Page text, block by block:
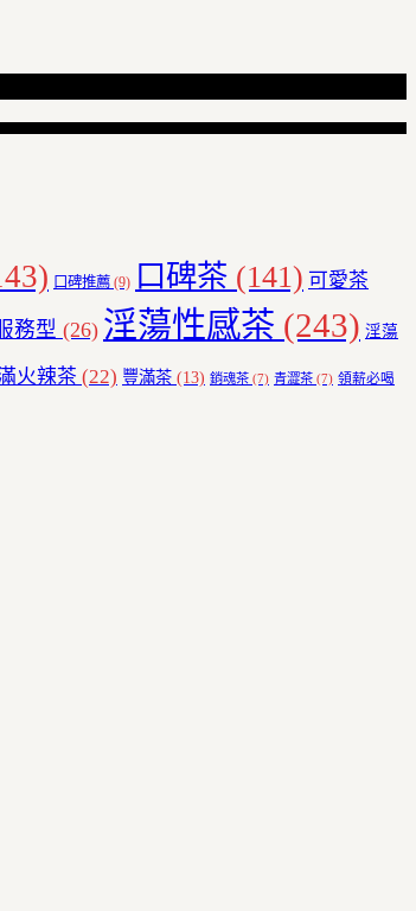
口碑推薦 (9) 口碑茶 (141) 可愛茶
務型 (26) 淫蕩性感茶 (243) 淫蕩
火辣茶 (22) 豐滿茶 (13) 銷魂茶 (7) 青澀茶 (7) 領薪必喝